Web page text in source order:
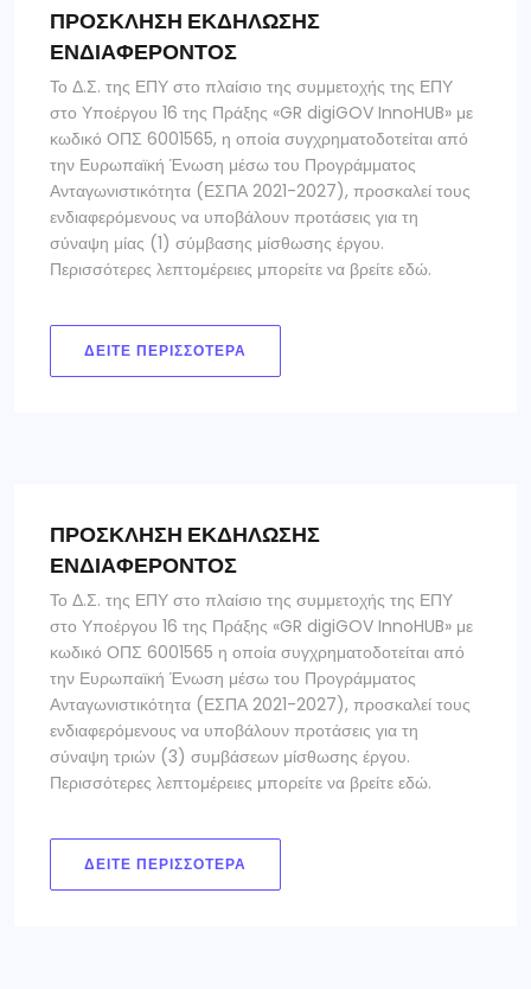
ΠΡΟΣΚΛΗΣΗ ΕΚΔΗΛΩΣΗΣ
ΕΝΔΙΑΦΕΡΟΝΤΟΣ
Το Δ.Σ. της ΕΠΥ στο πλαίσιο της συμμετοχής της ΕΠΥ
στο Υποέργου 16 της Πράξης «GR digiGOV InnoHUB» με
κωδικό ΟΠΣ 6001565, η οποία συγχρηματοδοτείται από
την Ευρωπαϊκή Ένωση μέσω του Προγράμματος
Ανταγωνιστικότητα (ΕΣΠΑ 2021-2027), προσκαλεί τους
ενδιαφερόμενους να υποβάλουν προτάσεις για τη
σύναψη μίας (1) σύμβασης μίσθωσης έργου.
Περισσότερες λεπτομέρειες μπορείτε να βρείτε εδώ.
ΔΕΊΤΕ ΠΕΡΙΣΣΌΤΕΡΑ
ΠΡΟΣΚΛΗΣΗ ΕΚΔΗΛΩΣΗΣ
ΕΝΔΙΑΦΕΡΟΝΤΟΣ
Το Δ.Σ. της ΕΠΥ στο πλαίσιο της συμμετοχής της ΕΠΥ
στο Υποέργου 16 της Πράξης «GR digiGOV InnoHUB» με
κωδικό ΟΠΣ 6001565 η οποία συγχρηματοδοτείται από
την Ευρωπαϊκή Ένωση μέσω του Προγράμματος
Ανταγωνιστικότητα (ΕΣΠΑ 2021-2027), προσκαλεί τους
ενδιαφερόμενους να υποβάλουν προτάσεις για τη
σύναψη τριών (3) συμβάσεων μίσθωσης έργου.
Περισσότερες λεπτομέρειες μπορείτε να βρείτε εδώ.
ΔΕΊΤΕ ΠΕΡΙΣΣΌΤΕΡΑ